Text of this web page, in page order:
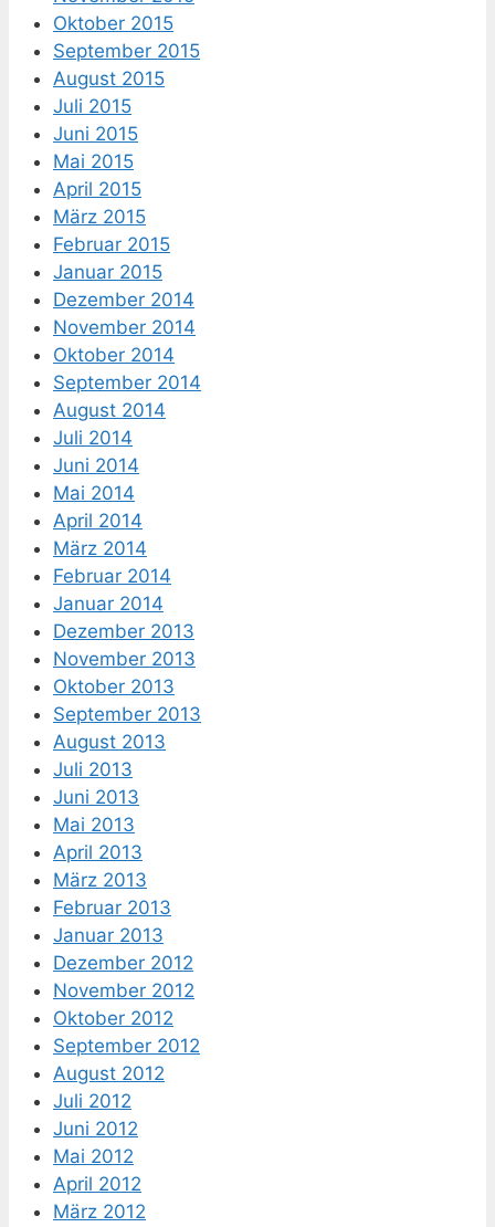
Oktober 2015
September 2015
August 2015
Juli 2015
Juni 2015
Mai 2015
April 2015
März 2015
Februar 2015
Januar 2015
Dezember 2014
November 2014
Oktober 2014
September 2014
August 2014
Juli 2014
Juni 2014
Mai 2014
April 2014
März 2014
Februar 2014
Januar 2014
Dezember 2013
November 2013
Oktober 2013
September 2013
August 2013
Juli 2013
Juni 2013
Mai 2013
April 2013
März 2013
Februar 2013
Januar 2013
Dezember 2012
November 2012
Oktober 2012
September 2012
August 2012
Juli 2012
Juni 2012
Mai 2012
April 2012
März 2012